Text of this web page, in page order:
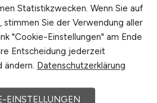
Statistikzwecken. Wenn Sie auf
stimmen Sie der Verwendung aller
"Cookie-Einstellungen" am Ende
Entscheidung jederzeit
ändern. Datenschutzerklärung
EINSTELLUNGEN